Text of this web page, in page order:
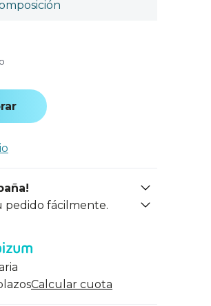
pedido fácilmente.
Calcular cuota